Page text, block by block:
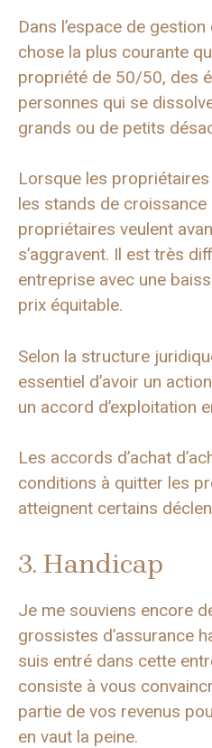
Dans l’espace de
chose la plus courante
propriété de 50/50, des
personnes qui se
grands ou de petits
Lorsque les
les stands de croissance
propriétaires veulent
s’aggravent. Il est très
entreprise avec une
prix équitable.
Selon la structure
essentiel d’avoir un
un accord d’exploitation
Les accords d’achat
conditions à quitter les
atteignent certains
3. Handicap
Je me souviens encore
grossistes d’assurance
suis entré dans cette
consiste à vous
partie de vos revenus
en vaut la peine.